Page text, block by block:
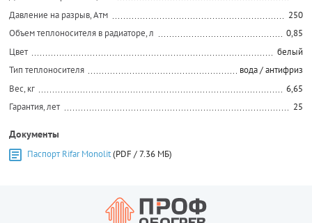
Давление на разрыв, Атм
250
Объем теплоносителя в радиаторе, л
0,85
Цвет
белый
Тип теплоносителя
вода / антифриз
Вес, кг
6,65
Гарантия, лет
25
Документы
Паспорт Rifar Monolit(PDF / 7.36 МБ)